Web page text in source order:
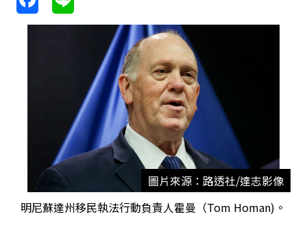
圖片來源：路透社/達志影像
明尼蘇達州移民執法行動負責人霍曼（Tom Homan)。